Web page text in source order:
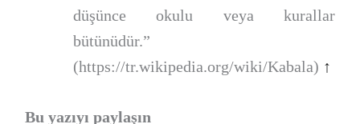
düşünce okulu veya kurallar
bütünüdür.”
(https://tr.wikipedia.org/wiki/Kabala) ↑
Bu yazıyı paylaşın